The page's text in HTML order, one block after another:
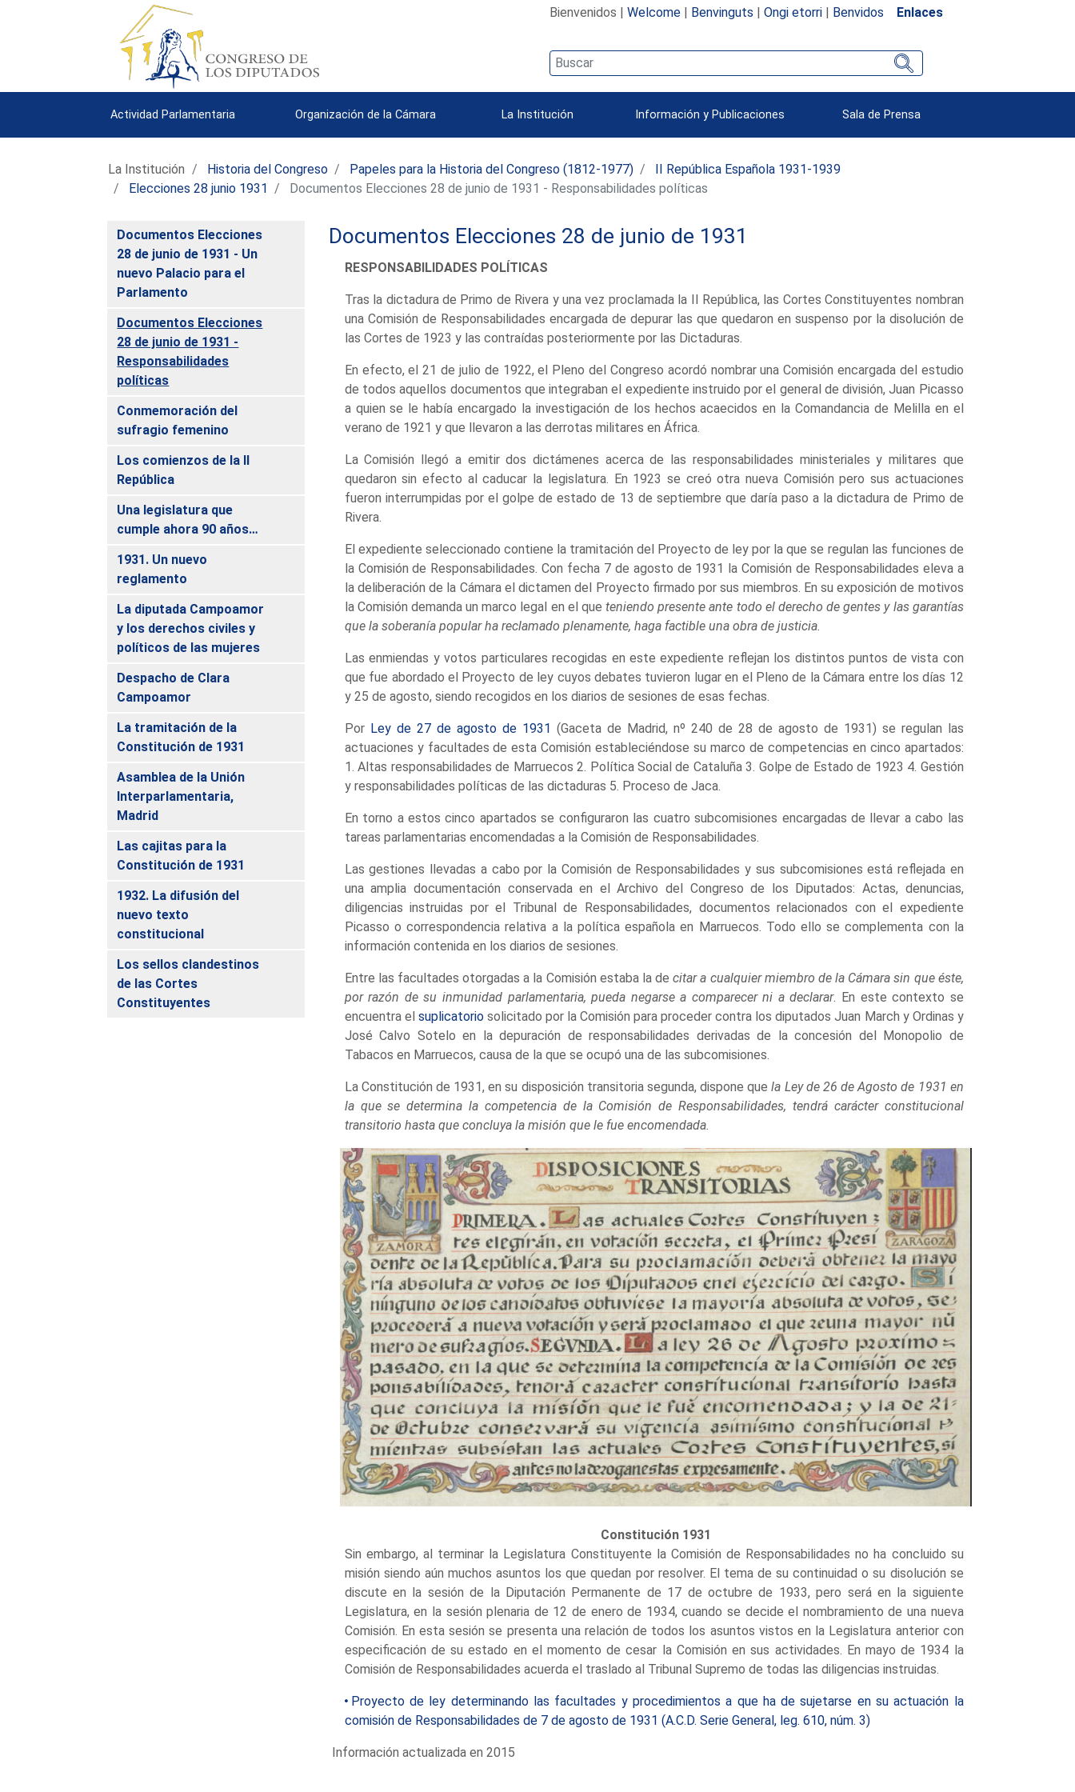
Bienvenidos | Welcome| Benvinguts | Ongi etorri| Benvidos Enlaces
Actividad Parlamentaria Organización de la Cámara La Institución Información y Publicaciones Sala de Prensa
La Institución Historia del Congreso Papeles para la Historia del Congreso (1812-1977)
II República Española 1931-1939
Elecciones 28 junio 1931
Documentos Elecciones 28 de junio de 1931 - Responsabilidades políticas
Documentos Elecciones
28 de junio de 1931 - Un
nuevo Palacio para el
Parlamento
Documentos Elecciones
28 de junio de 1931 -
Responsabilidades
políticas
Conmemoración del
sufragio femenino
Los comienzos de la II
República
Una legislatura que
cumple ahora 90 años…
1931. Un nuevo
reglamento
La diputada Campoamor
y los derechos civiles y
políticos de las mujeres
Despacho de Clara
Campoamor
La tramitación de la
Constitución de 1931
Asamblea de la Unión
Interparlamentaria,
Madrid
Las cajitas para la
Constitución de 1931
1932. La difusión del
nuevo texto
constitucional
Los sellos clandestinos
de las Cortes
Constituyentes
Documentos Elecciones 28 de junio de 1931
RESPONSABILIDADES POLÍTICAS
Tras la dictadura de Primo de Rivera y una vez proclamada la II República, las Cortes Constituyentes nombran
una Comisión de Responsabilidades encargada de depurar las que quedaron en suspenso por la disolución de
las Cortes de 1923 y las contraídas posteriormente por las Dictaduras.
En efecto, el 21 de julio de 1922, el Pleno del Congreso acordó nombrar una Comisión encargada del estudio
de todos aquellos documentos que integraban el expediente instruido por el general de división, Juan Picasso
a quien se le había encargado la investigación de los hechos acaecidos en la Comandancia de Melilla en el
verano de 1921 y que llevaron a las derrotas militares en África.
La Comisión llegó a emitir dos dictámenes acerca de las responsabilidades ministeriales y militares que
quedaron sin efecto al caducar la legislatura. En 1923 se creó otra nueva Comisión pero sus actuaciones
fueron interrumpidas por el golpe de estado de 13 de septiembre que daría paso a la dictadura de Primo de
Rivera.
El expediente seleccionado contiene la tramitación del Proyecto de ley por la que se regulan las funciones de
la Comisión de Responsabilidades. Con fecha 7 de agosto de 1931 la Comisión de Responsabilidades eleva a
la deliberación de la Cámara el dictamen del Proyecto firmado por sus miembros. En su exposición de motivos
la Comisión demanda un marco legal en el queteniendo presente ante todo el derecho de gentes y las garantías
que la soberanía popular ha reclamado plenamente, haga factible una obra de justicia.
Las enmiendas y votos particulares recogidas en este expediente reflejan los distintos puntos de vista con
que fue abordado el Proyecto de ley cuyos debates tuvieron lugar en el Pleno de la Cámara entre los días 12
y 25 de agosto, siendo recogidos en los diarios de sesiones de esas fechas.
Por Ley de 27 de agosto de 1931 (Gaceta de Madrid, nº 240 de 28 de agosto de 1931) se regulan las
actuaciones y facultades de esta Comisión estableciéndose su marco de competencias en cinco apartados:
1. Altas responsabilidades de Marruecos 2. Política Social de Cataluña 3. Golpe de Estado de 1923 4. Gestión
y responsabilidades políticas de las dictaduras 5. Proceso de Jaca.
En torno a estos cinco apartados se configuraron las cuatro subcomisiones encargadas de llevar a cabo las
tareas parlamentarias encomendadas a la Comisión de Responsabilidades.
Las gestiones llevadas a cabo por la Comisión de Responsabilidades y sus subcomisiones está reflejada en
una amplia documentación conservada en el Archivo del Congreso de los Diputados: Actas, denuncias,
diligencias instruidas por el Tribunal de Responsabilidades, documentos relacionados con el expediente
Picasso o correspondencia relativa a la política española en Marruecos. Todo ello se complementa con la
información contenida en los diarios de sesiones.
Entre las facultades otorgadas a la Comisión estaba la decitar a cualquier miembro de la Cámara sin que éste,
por razón de su inmunidad parlamentaria, pueda negarse a comparecer ni a declarar. En este contexto se
encuentra el suplicatoriosolicitado por la Comisión para proceder contra los diputados Juan March y Ordinas y
José Calvo Sotelo en la depuración de responsabilidades derivadas de la concesión del Monopolio de
Tabacos en Marruecos, causa de la que se ocupó una de las subcomisiones.
La Constitución de 1931, en su disposición transitoria segunda, dispone quela Ley de 26 de Agosto de 1931 en
la que se determina la competencia de la Comisión de Responsabilidades, tendrá carácter constitucional
transitorio hasta que concluya la misión que le fue encomendada.
Constitución 1931
Sin embargo, al terminar la Legislatura Constituyente la Comisión de Responsabilidades no ha concluido su
misión siendo aún muchos asuntos los que quedan por resolver. El tema de su continuidad o su disolución se
discute en la sesión de la Diputación Permanente de 17 de octubre de 1933, pero será en la siguiente
Legislatura, en la sesión plenaria de 12 de enero de 1934, cuando se decide el nombramiento de una nueva
Comisión. En esta sesión se presenta una relación de todos los asuntos vistos en la Legislatura anterior con
especificación de su estado en el momento de cesar la Comisión en sus actividades. En mayo de 1934 la
Comisión de Responsabilidades acuerda el traslado al Tribunal Supremo de todas las diligencias instruidas.
Proyecto de ley determinando las facultades y procedimientos a que ha de sujetarse en su actuación la
comisión de Responsabilidades de 7 de agosto de 1931 (A.C.D. Serie General, leg. 610, núm. 3)
Información actualizada en 2015